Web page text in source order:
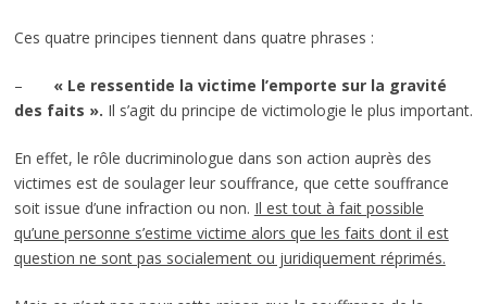
Ces quatre principes tiennent dans quatre phrases :
–
« Le ressentide la victime l’emporte sur la gravité
des faits ». Il s’agit du principe de victimologie le plus important.
En effet, le rôle ducriminologue dans son action auprès des
victimes est de soulager leur souffrance, que cette souffrance
soit issue d’une infraction ou non. Il est tout à fait possible
qu’une personne s’estime victime alors que les faits dont il est
question ne sont pas socialement ou juridiquement réprimés.